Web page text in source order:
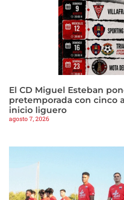
El CD Miguel Esteban
pretemporada con cinco
inicio liguero
agosto 7, 2026